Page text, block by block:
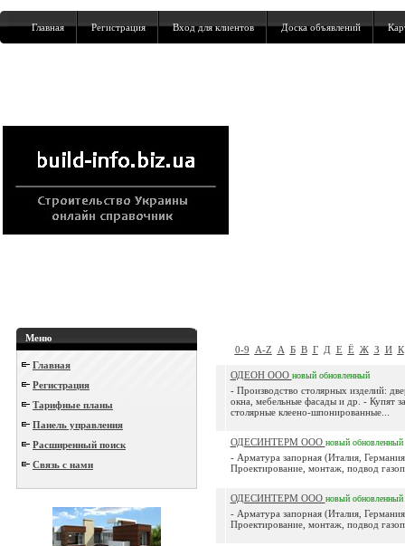
Главная Регистрация Вход для клиентов Доска объявлений
Меню
Главная
Регистрация
Тарифные планы
Панель управления
Расширенный поиск
Связь с нами
0-9 A-Z А Б В Г Д Е Ё Ж З И К
ОДЕОН ООО новый обновленный
- Производство столярных изделий:
окна, мебельные фасады и др. - Купят
столярные клеено-шпонированные...
ОДЕСИНТЕРМ ООО новый обновленный
- Арматура запорная (Италия,
Проектирование, монтаж, подвод
ОДЕСИНТЕРМ ООО новый обновленный
- Арматура запорная (Италия,
Проектирование, монтаж, подвод